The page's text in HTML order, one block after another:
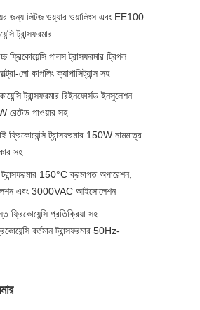
জন্য লিটজ ওয়্যার ওয়ালিংস এবং EE100
ট্রান্সফরমার
পালস ট্রান্সফরমার ট্রিপল
লো কাপলিং ক্যাপাসিট্যান্স সহ
ট্রান্সফরমার রিইনফোর্সড ইনসুলেশন
রেটেড পাওয়ার সহ
ফ্রিকোয়েন্সি ট্রান্সফরমার 150W নামমাত্র
সহ
150°C ক্রমাগত অপারেশন,
এবং 3000VAC আইসোলেশন
ফ্রিকোয়েন্সি প্রতিক্রিয়া সহ
বর্তমান ট্রান্সফরমার 50Hz-